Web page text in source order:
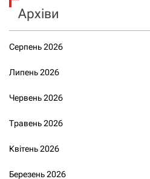
Архіви
Серпень 2026
Липень 2026
Червень 2026
Травень 2026
Квітень 2026
Березень 2026